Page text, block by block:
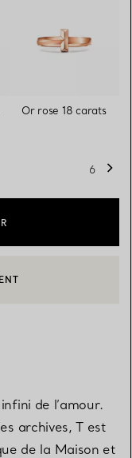
6
Or rose 18 carats
OU PRENDRE RENDEZ-
de l’amour.
archives, T est
de la Maison et